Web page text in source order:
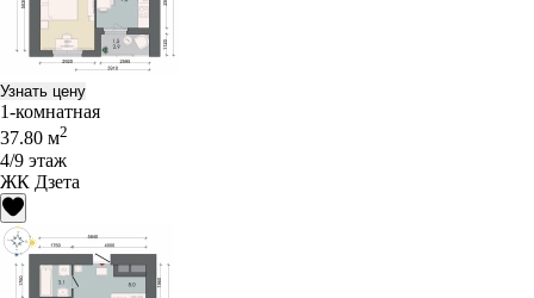
Узнать цену
1-комнатная
37.80 м2
4/9 этаж
ЖК Дзета